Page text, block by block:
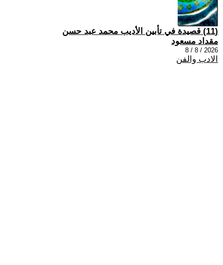
(11) قصيدة في تأبين الأديب محمد عبد حسن
مقداد مسعود
2026 / 8 / 8
الادب والفن